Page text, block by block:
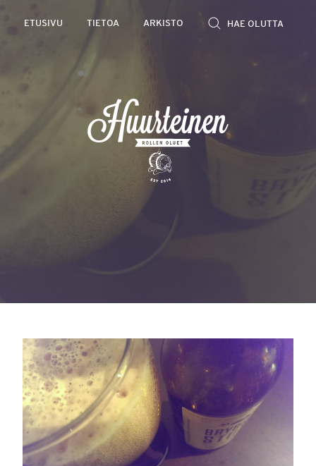
ETUSIVU TIETOA ARKISTO